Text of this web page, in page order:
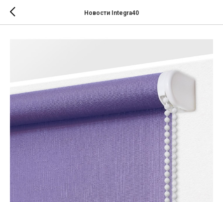
Новости Integra40